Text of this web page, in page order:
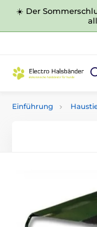
☀️ Der
Einführung